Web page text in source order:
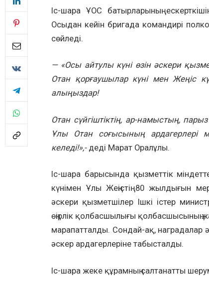
Іс-шара ҰОС батырларының
Осыдан кейін бригада командирі
сөйледі.
— «Осы айтулы күні өзін әскери
Отан қорғаушылар күні мен Жеңіс
алыңыздар!
Отан сүйгіштіктің,ар-намыстың, парыз
Ұлы Отан соғысының ардагерлері
келеді!»,-деді Марат Оралұлы.
Іс-шара барысында қызметтік
күнімен Ұлы Жеңістің 80 жылдығын
әскери қызметшілер Ішкі істер
өңірлік қолбасшылығы қолбасшысының
марапатталды. Сондай-ақ, наградалар
әскер ардагерлеріне табысталды.
Іс-шара жеке құрамның салтанатты